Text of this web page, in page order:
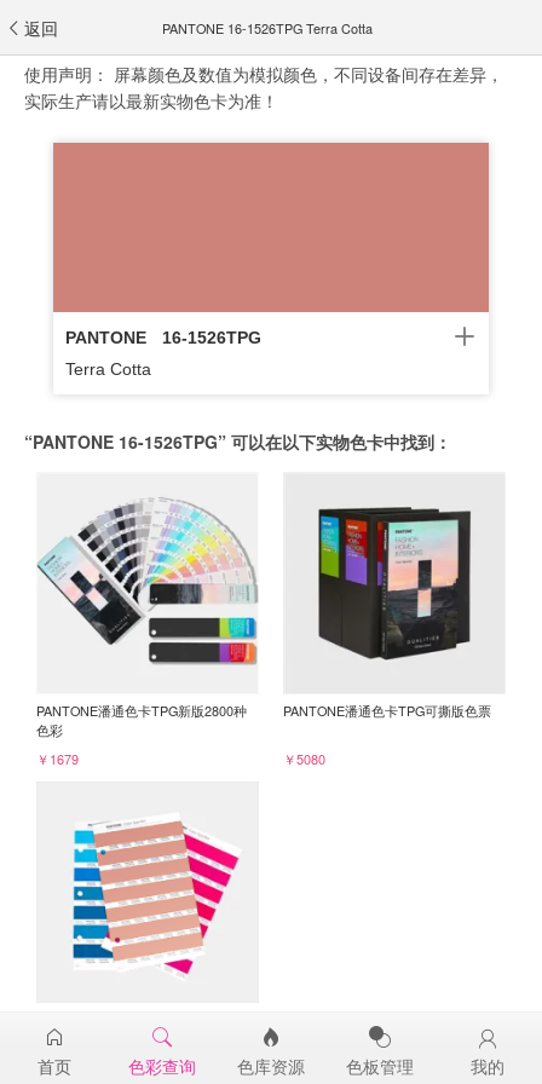
返回 PANTONE 16-1526TPG Terra Cotta
使用声明： 屏幕颜色及数值为模拟颜色，不同设备间存在差异，
实际生产请以最新实物色卡为准！
PANTONE
16-1526TPG
Terra Cotta
“PANTONE 16-1526TPG” 可以在以下实物色卡中找到：
PANTONE潘通色卡TPG新版2800种
色彩
￥1679
PANTONE潘通色卡TPG可撕版色票
￥5080
16-1526TPG
￥98
首页 色彩查询 色库资源 色板管理 我的